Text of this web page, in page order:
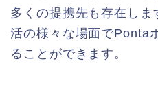
多くの提携先も存在し
活の様々な場面でPonta
ることができます。